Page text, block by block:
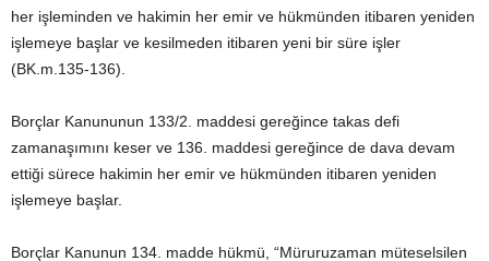
her işleminden ve hakimin her emir ve hükmünden itibaren yeniden
işlemeye başlar ve kesilmeden itibaren yeni bir süre işler
(BK.m.135-136).
Borçlar Kanununun 133/2. maddesi gereğince takas defi
zamanaşımını keser ve 136. maddesi gereğince de dava devam
ettiği sürece hakimin her emir ve hükmünden itibaren yeniden
işlemeye başlar.
Borçlar Kanunun 134. madde hükmü, “Müruruzaman müteselsilen